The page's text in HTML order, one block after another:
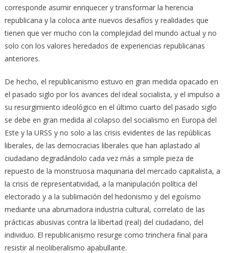
corresponde asumir enriquecer y transformar la herencia
republicana y la coloca ante nuevos desafíos y realidades que
tienen que ver mucho con la complejidad del mundo actual y no
solo con los valores heredados de experiencias republicanas
anteriores.
De hecho, el republicanismo estuvo en gran medida opacado en
el pasado siglo por los avances del ideal socialista, y el impulso a
su resurgimiento ideológico en el último cuarto del pasado siglo
se debe en gran medida al colapso del socialismo en Europa del
Este y la URSS y no solo a las crisis evidentes de las repúblicas
liberales, de las democracias liberales que han aplastado al
ciudadano degradándolo cada vez más a simple pieza de
repuesto de la monstruosa maquinaria del mercado capitalista, a
la crisis de representatividad, a la manipulación política del
electorado y a la sublimación del hedonismo y del egoísmo
mediante una abrumadora industria cultural, correlato de las
prácticas abusivas contra la libertad (real) del ciudadano, del
individuo. El republicanismo resurge como trinchera final para
resistir al neoliberalismo apabullante.